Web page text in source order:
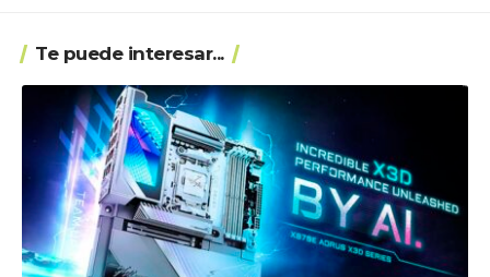
Te puede interesar...